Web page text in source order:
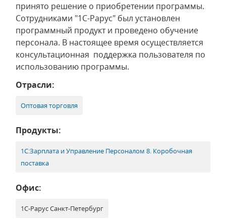
принято решение о приобретении программы.
Сотрудниками "1С-Рарус" был установлен
программный продукт и проведено обучение
персонала. В настоящее время осуществляется
консультационная поддержка пользователя по
использованию программы.
Отрасли:
Оптовая торговля
Продукты:
1С:Зарплата и Управление Персоналом 8. Коробочная
поставка
Офис:
1С-Рарус Санкт-Петербург